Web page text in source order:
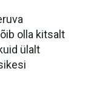
olla kitsalt
ülalt